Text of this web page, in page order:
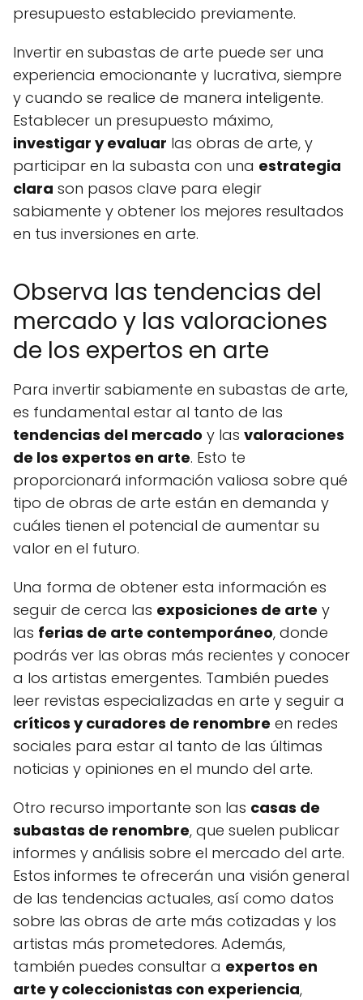
presupuesto establecido previamente.
Invertir en subastas de arte puede ser una
experiencia emocionante y lucrativa, siempre
y cuando se realice de manera inteligente.
Establecer un presupuesto máximo,
investigar y evaluar las obras de arte, y
participar en la subasta con una estrategia
clara son pasos clave para elegir
sabiamente y obtener los mejores resultados
en tus inversiones en arte.
Observa las tendencias del
mercado y las valoraciones
de los expertos en arte
Para invertir sabiamente en subastas de arte,
es fundamental estar al tanto de las
tendencias del mercado y las valoraciones
de los expertos en arte. Esto te
proporcionará información valiosa sobre qué
tipo de obras de arte están en demanda y
cuáles tienen el potencial de aumentar su
valor en el futuro.
Una forma de obtener esta información es
seguir de cerca las exposiciones de arte y
las ferias de arte contemporáneo, donde
podrás ver las obras más recientes y conocer
a los artistas emergentes. También puedes
leer revistas especializadas en arte y seguir a
críticos y curadores de renombre en redes
sociales para estar al tanto de las últimas
noticias y opiniones en el mundo del arte.
Otro recurso importante son las casas de
subastas de renombre, que suelen publicar
informes y análisis sobre el mercado del arte.
Estos informes te ofrecerán una visión general
de las tendencias actuales, así como datos
sobre las obras de arte más cotizadas y los
artistas más prometedores. Además,
también puedes consultar a expertos en
arte y coleccionistas con experiencia,